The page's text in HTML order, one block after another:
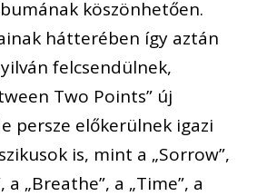
köszönhetően.
hátterében így aztán
felcsendülnek,
Two Points” új
persze előkerülnek igazi
is, mint a „Sorrow”,
a „Breathe”, a „Time”, a